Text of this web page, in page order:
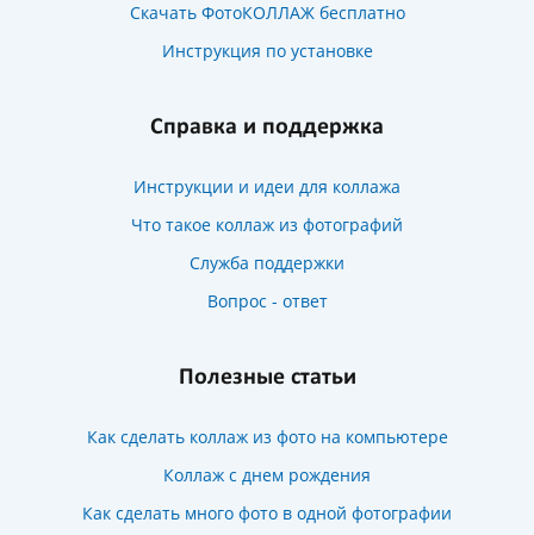
Скачать ФотоКОЛЛАЖ бесплатно
Инструкция по установке
Справка и поддержка
Инструкции и идеи для коллажа
Что такое коллаж из фотографий
Служба поддержки
Вопрос - ответ
Полезные статьи
Как сделать коллаж из фото на компьютере
Коллаж с днем рождения
Как сделать много фото в одной фотографии